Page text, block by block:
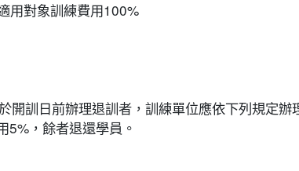
用對象訓練費用100%
訓日前辦理退訓者，訓練單位應依下列規定辦
5%，餘者退還學員。